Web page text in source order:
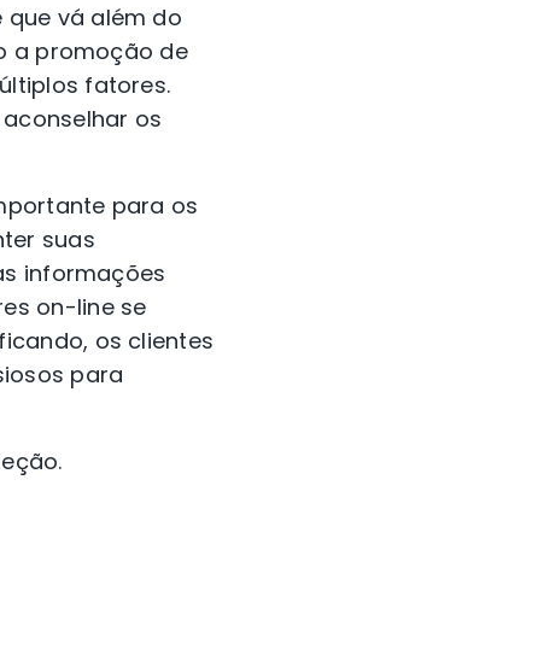
vá além do
a promoção de
fatores.
os
para os
suas
informações
on-line se
os clientes
para